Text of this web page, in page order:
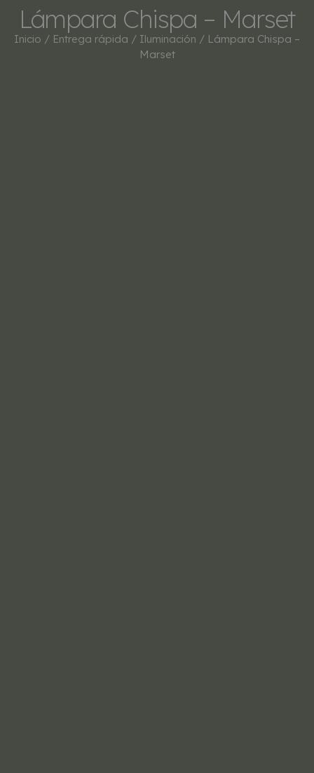
Lámpara Chispa – Marset
Inicio / Entrega rápida / Iluminación / Lámpara Chispa –
Marset